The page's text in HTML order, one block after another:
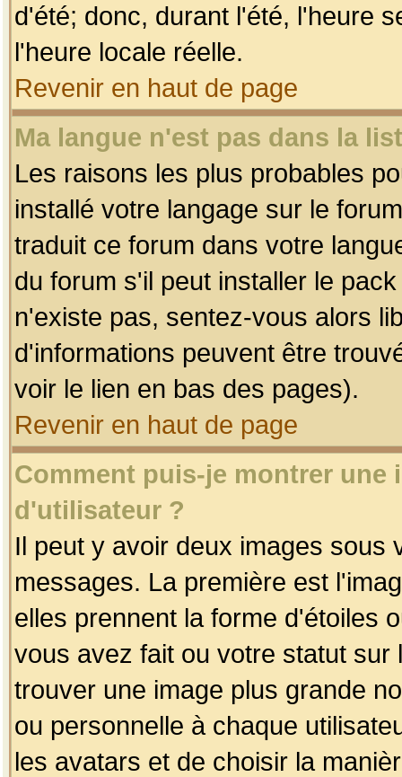
d'été; donc, durant l'été, l'heure
l'heure locale réelle.
Revenir en haut de page
Ma langue n'est pas dans la
Les raisons les plus probables
installé votre langage sur le
traduit ce forum dans votre
du forum s'il peut installer le
n'existe pas, sentez-vous alors
d'informations peuvent être
voir le lien en bas des pages).
Revenir en haut de page
Comment puis-je montrer une
d'utilisateur ?
Il peut y avoir deux images sous
messages. La première est
elles prennent la forme d'étoiles
vous avez fait ou votre statut
trouver une image plus grande
ou personnelle à chaque
les avatars et de choisir la